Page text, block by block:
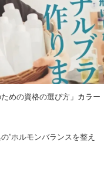
めの資格の選び方」 カラー
”ホルモンバランスを整え